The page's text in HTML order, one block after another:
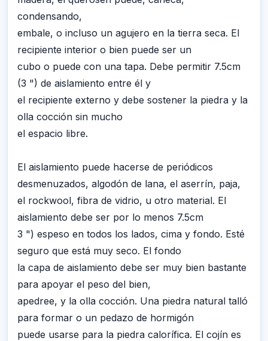
condensando,
embale, o incluso un agujero en la tierra seca. El
recipiente interior o bien puede ser un
cubo o puede con una tapa. Debe permitir 7.5cm
(3 ") de aislamiento entre él y
el recipiente externo y debe sostener la piedra y la
olla cocción sin mucho
el espacio libre.
El aislamiento puede hacerse de periódicos
desmenuzados, algodón de lana, el aserrín, paja,
el rockwool, fibra de vidrio, u otro material. El
aislamiento debe ser por lo menos 7.5cm
3 ") espeso en todos los lados, cima y fondo. Esté
seguro que está muy seco. El fondo
la capa de aislamiento debe ser muy bien bastante
para apoyar el peso del bien,
apedree, y la olla cocción. Una piedra natural talló
para formar o un pedazo de hormigón
puede usarse para la piedra calorífica. El cojín es